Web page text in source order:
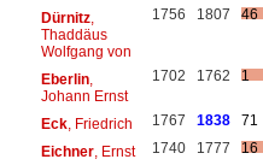
Dürnitz,
Thaddäus
Wolfgang von
1756 1807 46
Eberlin,
Johann Ernst
1702 1762 1
Eck, Friedrich 1767 1838
71
Eichner, Ernst 1740 1777
16